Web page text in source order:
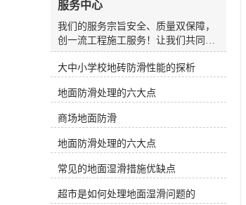
服务中心
我们的服务宗旨安全、质量双保障，
创一流工程施工服务！让我们共同关
注和避免因湿滑造成的人身和财产损
失，还您一个轻松自如、安全行走的
的服务按照我们给您的五个步骤，马
上让困扰您的地面湿滑问题变得轻松
简单，还您一个安全健康的生活环境
我们的施工特色1、专业：专业防滑
技术人员根据现场情况选用专门的防
滑剂，确保防滑效果，外观光泽，不
卡污垢；2、快速：施工快速，500平
方只需半日即可完成；3、安全、环
大中小学校地砖防滑性能的探析
地面防滑处理的六大点
商场地面防滑
地面防滑处理的六大点
常见的地面湿滑措施优缺点
超市是如何处理地面湿滑问题的